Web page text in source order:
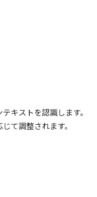
キストを認識します。
て調整されます。